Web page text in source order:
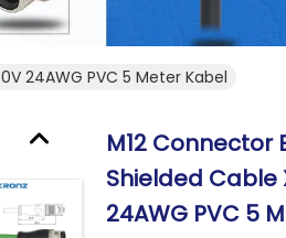
24AWG PVC 5 Meter Kabel
M12 Connector
Shielded Cable
24AWG PVC 5